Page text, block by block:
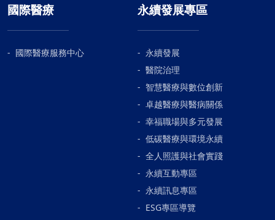
國際醫療
國際醫療服務中心
永續發展專區
永續發展
醫院治理
智慧醫療與數位創新
卓越醫療與醫病關係
幸福職場與多元發展
低碳醫療與環境永續
全人照護與社會實踐
永續互動專區
永續訊息專區
ESG專區導覽